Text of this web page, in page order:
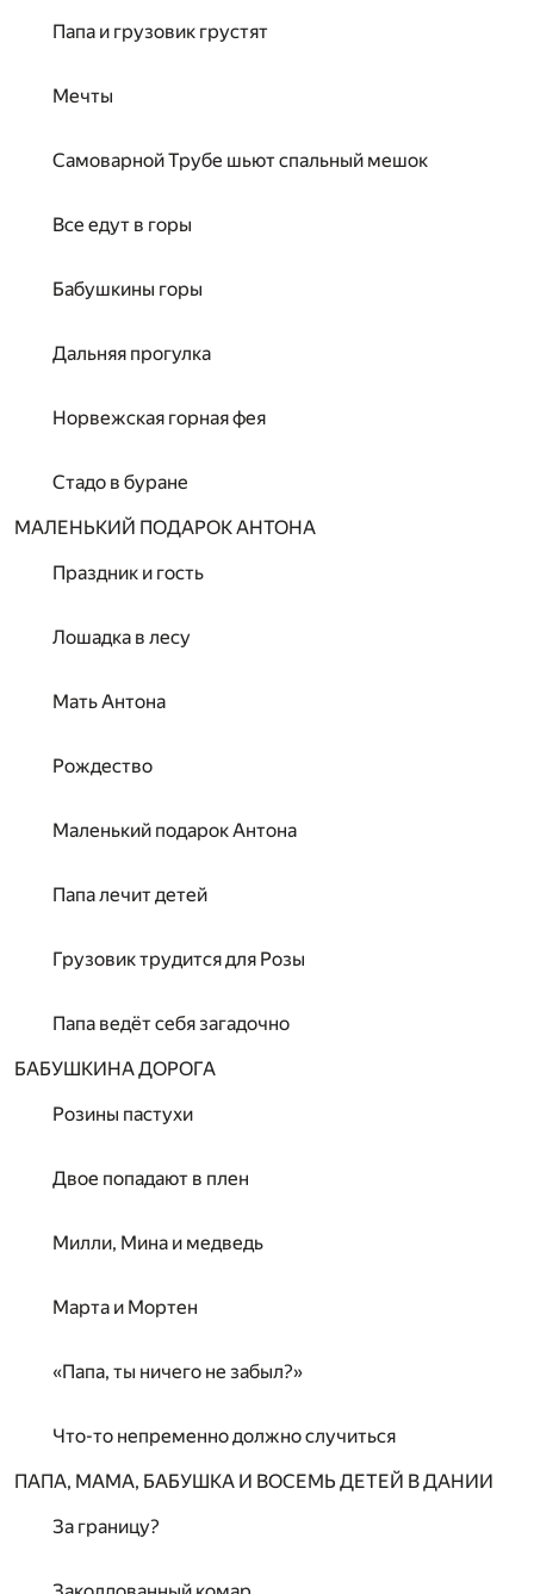
Папа и грузовик грустят
Мечты
Самоварной Трубе шьют спальный мешок
Все едут в горы
Бабушкины горы
Дальняя прогулка
Норвежская горная фея
Стадо в буране
МАЛЕНЬКИЙ ПОДАРОК АНТОНА
Праздник и гость
Лошадка в лесу
Мать Антона
Рождество
Маленький подарок Антона
Папа лечит детей
Грузовик трудится для Розы
Папа ведёт себя загадочно
БАБУШКИНА ДОРОГА
Розины пастухи
Двое попадают в плен
Милли, Мина и медведь
Марта и Мортен
«Папа, ты ничего не забыл?»
Что-то непременно должно случиться
ПАПА, МАМА, БАБУШКА И ВОСЕМЬ ДЕТЕЙ В ДАНИИ
За границу?